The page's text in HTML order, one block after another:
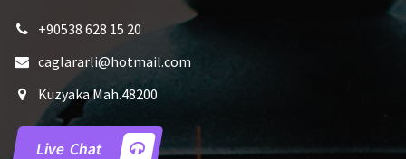
+90538 628 15 20
caglararli@hotmail.com
Kuzyaka Mah.48200
Live Chat